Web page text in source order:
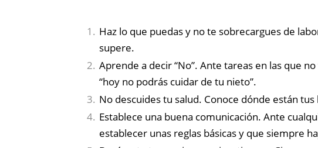
Haz lo que puedas y no te sobrecargues de
supere.
Aprende a decir “No”. Ante tareas en las que
“hoy no podrás cuidar de tu nieto”.
No descuides tu salud. Conoce dónde están
Establece una buena comunicación. Ante
establecer unas reglas básicas y que siempre